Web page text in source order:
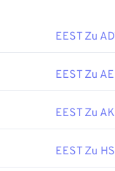
EEST Zu
EEST Zu
EEST Zu
EEST Zu